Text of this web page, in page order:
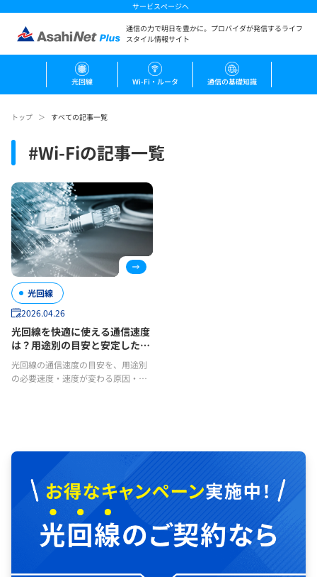
通信の力で明日を豊かに。 プロバイダが発信するライフ
スタイル情報サイト
サービスページへ
光回線 Wi-Fi・ルータ 通信の基礎知識
トップ すべての記事一覧
#Wi-Fiの記事一覧
光回線
2026.04.26
光回線を快適に使える通信速度
は？用途別の目安と安定した回
線の選び方
光回線の通信速度の目安を、用途別
の必要速度・速度が変わる原因・安